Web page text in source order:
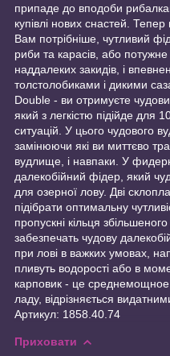
припаде до вподоби
купівлі нових снастей.
Вам потрібніше, чутливий
риби та карасів, або
наддалеких закидів, і
толстолобиками і дикими
Double - ви отримуєте
який з легкістю підійде для
ситуацій. У цього чудового
замінюючи які ви миттєво
вудлище, і навпаки. У
далекобійний фідер, який
для озерної лову. Дві
підібрати оптимальну
пропускні кільця
забезпечать чудову
при лові в важких умовах,
пливуть водорості або в
карповик - це
ладу, відрізняється
Артикул: 1858.40.74
Приховати